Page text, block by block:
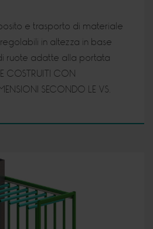
e trasporto di materiale
in altezza in base
ruote adatte alla portata
COSTRUITI CON
SECONDO LE VS.